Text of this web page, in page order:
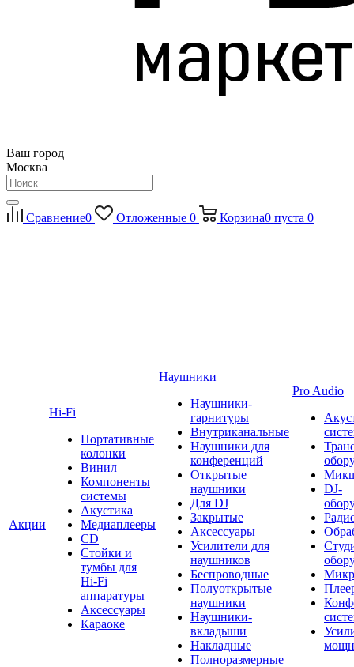
Ваш город
Москва
Сравнение0 Отложенные 0 Корзина0 пуста 0
Акции
Hi-Fi
Портативные
колонки
Винил
Компоненты
системы
Акустика
Медиаплееры
CD
Стойки и
тумбы для
Hi-Fi
аппаратуры
Аксессуары
Караоке
Наушники
Наушники-
гарнитуры
Внутриканальные
Наушники для
конференций
Открытые
наушники
Для DJ
Закрытые
Аксессуары
Усилители для
наушников
Беспроводные
Полуоткрытые
наушники
Наушники-
вкладыши
Накладные
Полноразмерные
Pro Audio
DJ-